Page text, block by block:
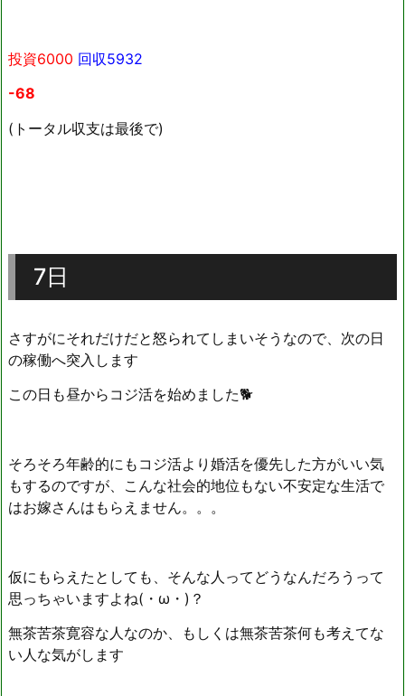
投資6000 回収5932
-68
(トータル収支は最後で)
7日
さすがにそれだけだと怒られてしまいそうなので、次の日
の稼働へ突入します
この日も昼からコジ活を始めました🐕
そろそろ年齢的にもコジ活より婚活を優先した方がいい気
もするのですが、こんな社会的地位もない不安定な生活で
はお嫁さんはもらえません。。。
仮にもらえたとしても、そんな人ってどうなんだろうって
思っちゃいますよね(・ω・)？
無茶苦茶寛容な人なのか、もしくは無茶苦茶何も考えてな
い人な気がします